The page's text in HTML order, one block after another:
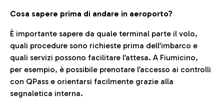
Cosa sapere prima di andare in aeroporto?
È importante sapere da quale terminal parte il volo,
quali procedure sono richieste prima dell’imbarco e
quali servizi possono facilitare l’attesa. A Fiumicino,
per esempio, è possibile prenotare l’accesso ai controlli
con QPass e orientarsi facilmente grazie alla
segnaletica interna.